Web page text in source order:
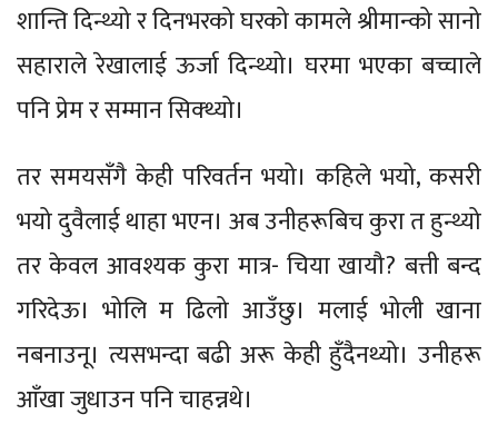
शान्ति दिन्थ्यो र दिनभरको घरको कामले श्रीमान्को सानो
सहाराले रेखालाई ऊर्जा दिन्थ्यो। घरमा भएका बच्चाले
पनि प्रेम र सम्मान सिक्थ्यो।
तर समयसँगै केही परिवर्तन भयो। कहिले भयो, कसरी
भयो दुवैलाई थाहा भएन। अब उनीहरूबिच कुरा त हुन्थ्यो
तर केवल आवश्यक कुरा मात्र- चिया खायौ? बत्ती बन्द
गरिदेऊ। भोलि म ढिलो आउँछु। मलाई भोली खाना
नबनाउनू। त्यसभन्दा बढी अरू केही हुँदैनथ्यो। उनीहरू
आँखा जुधाउन पनि चाहन्नथे।